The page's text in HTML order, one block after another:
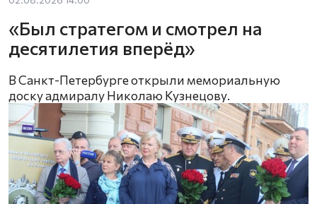
«Был стратегом и смотрел на
десятилетия вперёд»
В Санкт-Петербурге открыли мемориальную
доску адмиралу Николаю Кузнецову.